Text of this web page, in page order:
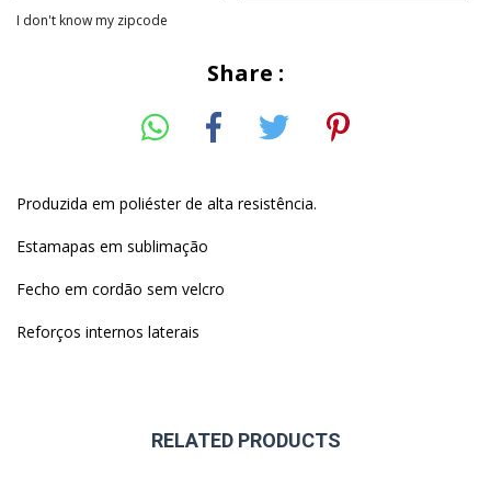
I don't know my zipcode
Share :
Produzida em poliéster de alta resistência.
Estamapas em sublimação
Fecho em cordão sem velcro
Reforços internos laterais
RELATED PRODUCTS